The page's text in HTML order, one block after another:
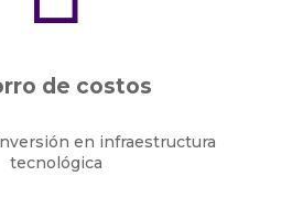
de costos
en infraestructura
tecnológica